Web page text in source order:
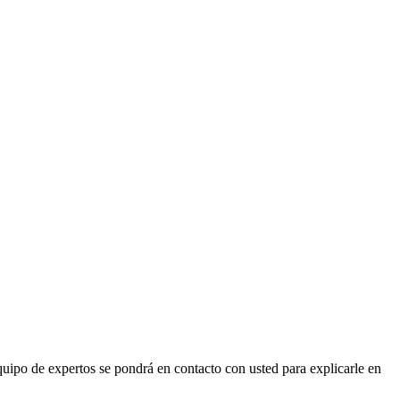
de expertos se pondrá en contacto con usted para explicarle en